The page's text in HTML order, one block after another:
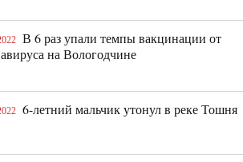
В 6 раз упали темпы вакцинации от
на Вологодчине
6-летний мальчик утонул в реке Тошня